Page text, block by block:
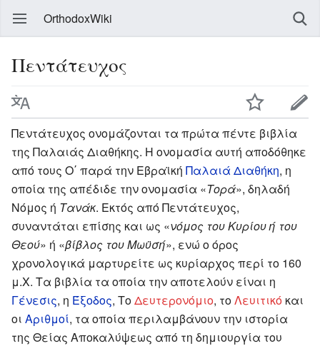
OrthodoxWiki
Πεντάτευχος
Πεντάτευχος ονομάζονται τα πρώτα πέντε βιβλία
της Παλαιάς Διαθήκης. Η ονομασία αυτή αποδόθηκε
από τους Ο΄ παρά την Εβραϊκή Παλαιά Διαθήκη, η
οποία της απέδιδε την ονομασία «Τορά», δηλαδή
Νόμος ή Τανάκ. Εκτός από Πεντάτευχος,
συναντάται επίσης και ως «νόμος του Κυρίου ή του
Θεού» ή «βίβλος του Μωϋσή», ενώ ο όρος
χρονολογικά μαρτυρείτε ως κυρίαρχος περί το 160
μ.Χ. Τα βιβλία τα οποία την αποτελούν είναι η
Γένεσις, η Έξοδος, ΤοΔευτερονόμιο, τοΛευιτικό και
οι Αριθμοί, τα οποία περιλαμβάνουν την ιστορία
της Θείας Αποκαλύψεως από τη δημιουργία του